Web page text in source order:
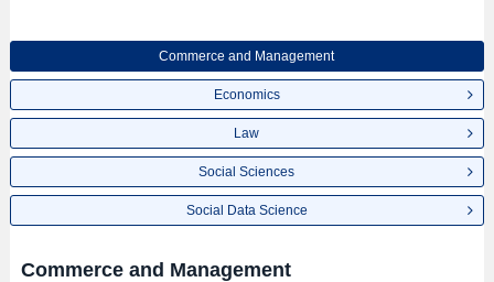
Commerce and Management
Economics
Law
Social Sciences
Social Data Science
Commerce and Management